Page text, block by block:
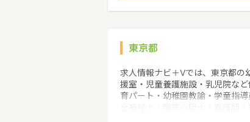
東京都
求人情報ナビ＋Vでは、東京都の
援室・児童養護施設・乳児院な
育パート・幼稚園教諭・学童指